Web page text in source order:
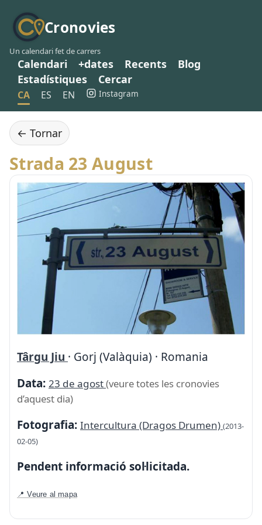
Cronovies
Un calendari fet de carrers
Calendari +dates Recents
Blog
Estadístiques
Cercar
CA ES EN Instagram
← Tornar
Strada 23 August
Târgu Jiu · Gorj (Valàquia) · Romania
Data: 23 de agost(veure totes les cronovies
d’aquest dia)
Fotografia: Intercultura (Dragos Drumen) (2013-
02-05)
Pendent informació sol·licitada.
📍 Veure al mapa